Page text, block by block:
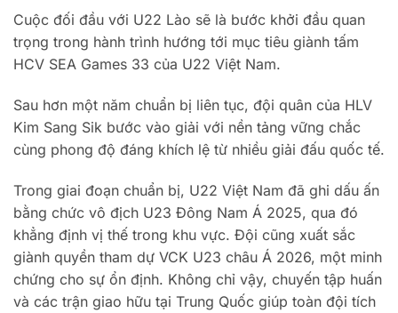
Cuộc đối đầu với U22 Lào sẽ là bước khởi đầu quan
trọng trong hành trình hướng tới mục tiêu giành tấm
HCV SEA Games 33 của U22 Việt Nam.
Sau hơn một năm chuẩn bị liên tục, đội quân của HLV
Kim Sang Sik bước vào giải với nền tảng vững chắc
cùng phong độ đáng khích lệ từ nhiều giải đấu quốc tế.
Trong giai đoạn chuẩn bị, U22 Việt Nam đã ghi dấu ấn
bằng chức vô địch U23 Đông Nam Á 2025, qua đó
khẳng định vị thế trong khu vực. Đội cũng xuất sắc
giành quyền tham dự VCK U23 châu Á 2026, một minh
chứng cho sự ổn định. Không chỉ vậy, chuyến tập huấn
và các trận giao hữu tại Trung Quốc giúp toàn đội tích